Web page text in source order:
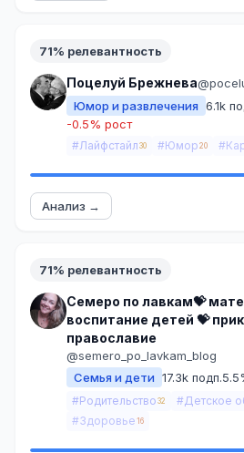
71% релевантность
Поцелуй Брежнева
Юмор и развлечения 6.1k
-0.5% рост
#Лайфстайл 30 #Юмор 20
Анализ →
71% релевантность
Семеро по лавкам💝
воспитание детей 💝
православие
@semero_po_lavkam_blog
Семья и дети 17.3k подп.
#Родительство 32 #Детское
#Здоровье 16